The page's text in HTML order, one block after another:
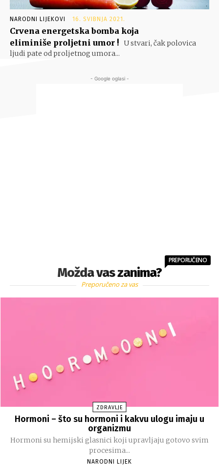
NARODNI LIJEKOVI 16. SVIBNJA 2021.
Crvena energetska bomba koja
eliminiše proljetni umor ! U stvari, čak polovica
ljudi pate od proljetnog umora...
- Google oglasi -
Možda vas zanima?
PREPORUČENO
Preporučeno za vas
ZDRAVLJE
Hormoni – što su hormoni i kakvu ulogu imaju u
organizmu
Hormoni su hemijski glasnici koji upravljaju gotovo svim
procesima...
NARODNI LIJEK